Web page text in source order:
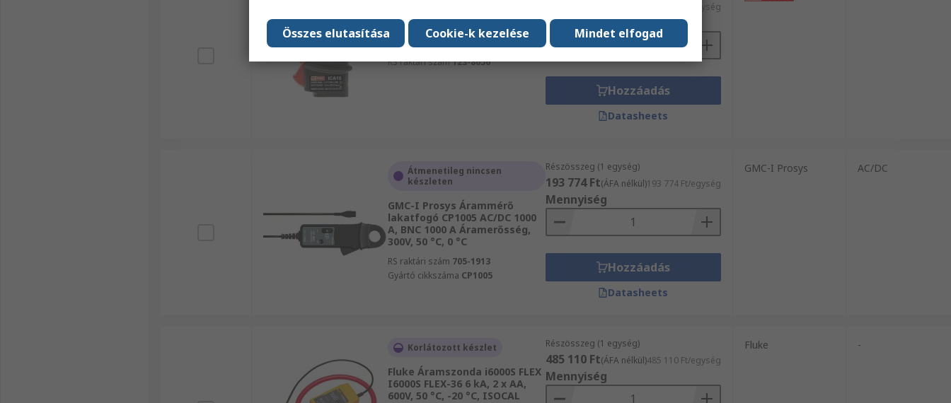
RS PRO Árammérő lakatfogó
AC 300 A Áram/feszültség,
1000V, 50 °C, 0 °C, DKDCAL
RS raktári szám123-8656
56 978 Ft/egység
Mennyiség
Hozzáadás
Datasheets
Átmenetileg nincsen
készleten
GMC-I Prosys Árammérő
lakatfogó CP1005 AC/DC 1000
A, BNC 1000 A Áramerősség,
300V, 50 °C, 0 °C
RS raktári szám 705-1913
Gyártó cikkszáma CP1005
Részösszeg (1 egység)
193 774 Ft(ÁFA nélkül)193 774 Ft/egység
Mennyiség
Hozzáadás
Datasheets
GMC-I Prosys AC/DC
Korlátozott készlet
Fluke Áramszonda i6000S FLEX
I6000S FLEX-36 6 kA, 2 x AA,
600V, 50 °C, -20 °C, ISOCAL
Részösszeg (1 egység)
485 110 Ft(ÁFA nélkül)485 110 Ft/egység
Mennyiség
Fluke -
Mindet elfogad
Cookie-k kezelése
Összes elutasítása